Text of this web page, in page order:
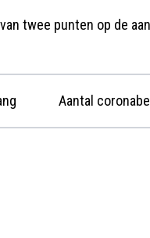
twee punten op de
Aantal